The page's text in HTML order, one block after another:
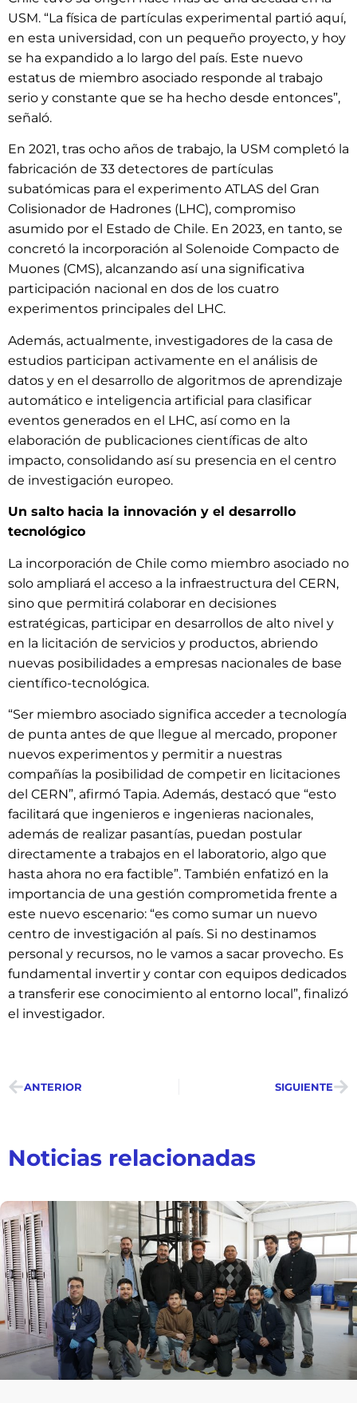
USM. “La física de partículas experimental partió aquí,
en esta universidad, con un pequeño proyecto, y hoy
se ha expandido a lo largo del país. Este nuevo
estatus de miembro asociado responde al trabajo
serio y constante que se ha hecho desde entonces”,
señaló.
En 2021, tras ocho años de trabajo, la USM completó la
fabricación de 33 detectores de partículas
subatómicas para el experimento ATLAS del Gran
Colisionador de Hadrones (LHC), compromiso
asumido por el Estado de Chile. En 2023, en tanto, se
concretó la incorporación al Solenoide Compacto de
Muones (CMS), alcanzando así una significativa
participación nacional en dos de los cuatro
experimentos principales del LHC.
Además, actualmente, investigadores de la casa de
estudios participan activamente en el análisis de
datos y en el desarrollo de algoritmos de aprendizaje
automático e inteligencia artificial para clasificar
eventos generados en el LHC, así como en la
elaboración de publicaciones científicas de alto
impacto, consolidando así su presencia en el centro
de investigación europeo.
Un salto hacia la innovación y el desarrollo
tecnológico
La incorporación de Chile como miembro asociado no
solo ampliará el acceso a la infraestructura del CERN,
sino que permitirá colaborar en decisiones
estratégicas, participar en desarrollos de alto nivel y
en la licitación de servicios y productos, abriendo
nuevas posibilidades a empresas nacionales de base
científico-tecnológica.
“Ser miembro asociado significa acceder a tecnología
de punta antes de que llegue al mercado, proponer
nuevos experimentos y permitir a nuestras
compañías la posibilidad de competir en licitaciones
del CERN”, afirmó Tapia. Además, destacó que “esto
facilitará que ingenieros e ingenieras nacionales,
además de realizar pasantías, puedan postular
directamente a trabajos en el laboratorio, algo que
hasta ahora no era factible”. También enfatizó en la
importancia de una gestión comprometida frente a
este nuevo escenario: “es como sumar un nuevo
centro de investigación al país. Si no destinamos
personal y recursos, no le vamos a sacar provecho. Es
fundamental invertir y contar con equipos dedicados
a transferir ese conocimiento al entorno local”, finalizó
el investigador.
ANTERIOR SIGUIENTE
Noticias relacionadas